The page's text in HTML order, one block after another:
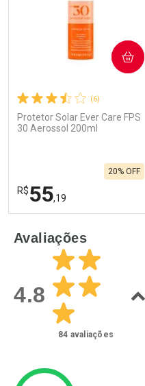
Por R$ 110,99/cada
(6)
Protetor Solar Ever Care FPS
30 Aerossol 200ml
R$55,19
20% OFF
COMPRAR
Laboratório
Por Menos
Avaliações
4.8
84 avaliações